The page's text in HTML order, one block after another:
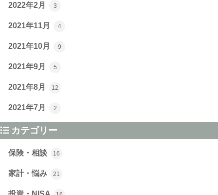
2022年2月 3
2021年11月 4
2021年10月 9
2021年9月 5
2021年8月 12
2021年7月 2
カテゴリー
保険・相談 16
家計・悩み 21